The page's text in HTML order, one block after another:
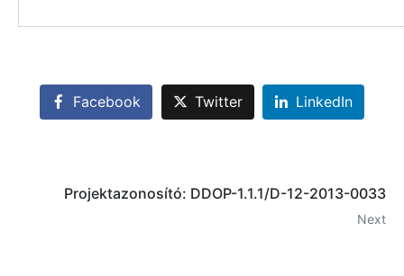
Facebook Twitter LinkedIn
Projektazonosító: DDOP-1.1.1/D-12-2013-0033
Next